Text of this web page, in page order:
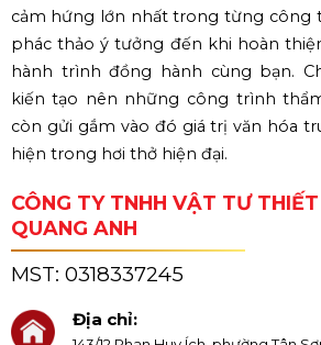
cảm hứng lớn nhất trong từng công
phác thảo ý tưởng đến khi hoàn
hành trình đồng hành cùng bạn.
kiến tạo nên những công trình
còn gửi gắm vào đó giá trị văn hóa
hiện trong hơi thở hiện đại.
CÔNG TY TNHH VẬT TƯ
QUANG ANH
MST: 0318337245
Địa chỉ: